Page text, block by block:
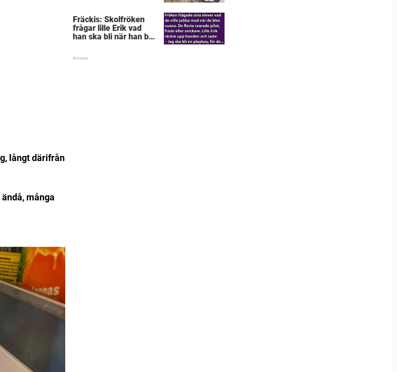
långt därifrån
många
Fräckis: Skolfröken
frågar lille Erik vad
han ska bli när han blir